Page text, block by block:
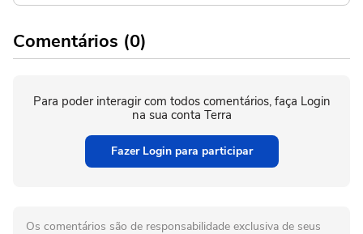
Comentários (0)
Para poder interagir com todos comentários, faça Login
na sua conta Terra
Fazer Login para participar
Os comentários são de responsabilidade exclusiva de seus